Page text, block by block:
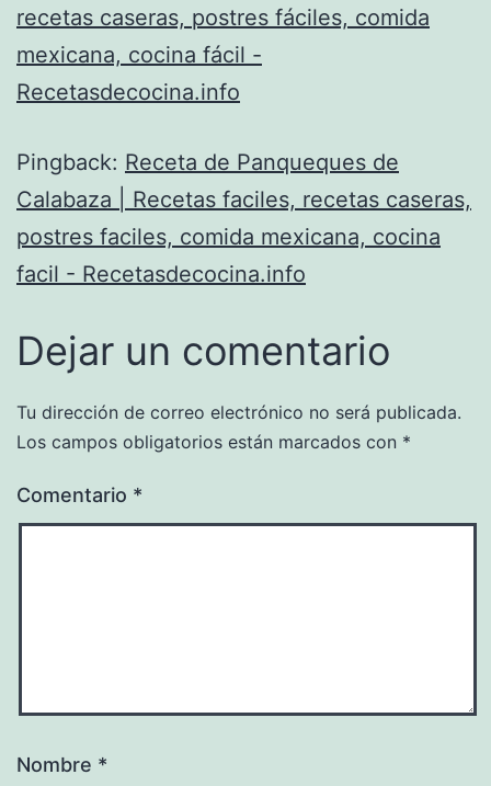
recetas caseras, postres fáciles, comida
mexicana, cocina fácil -
Recetasdecocina.info
Pingback: Receta de Panqueques de
Calabaza | Recetas faciles, recetas caseras,
postres faciles, comida mexicana, cocina
facil - Recetasdecocina.info
Dejar un comentario
Tu dirección de correo electrónico no será publicada.
Los campos obligatorios están marcados con *
Comentario *
Nombre *